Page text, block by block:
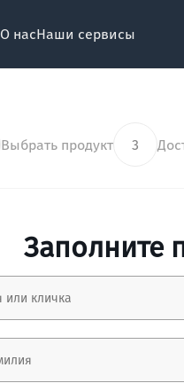
О насНаши сервисы
Выбрать продукт 3
Заполните